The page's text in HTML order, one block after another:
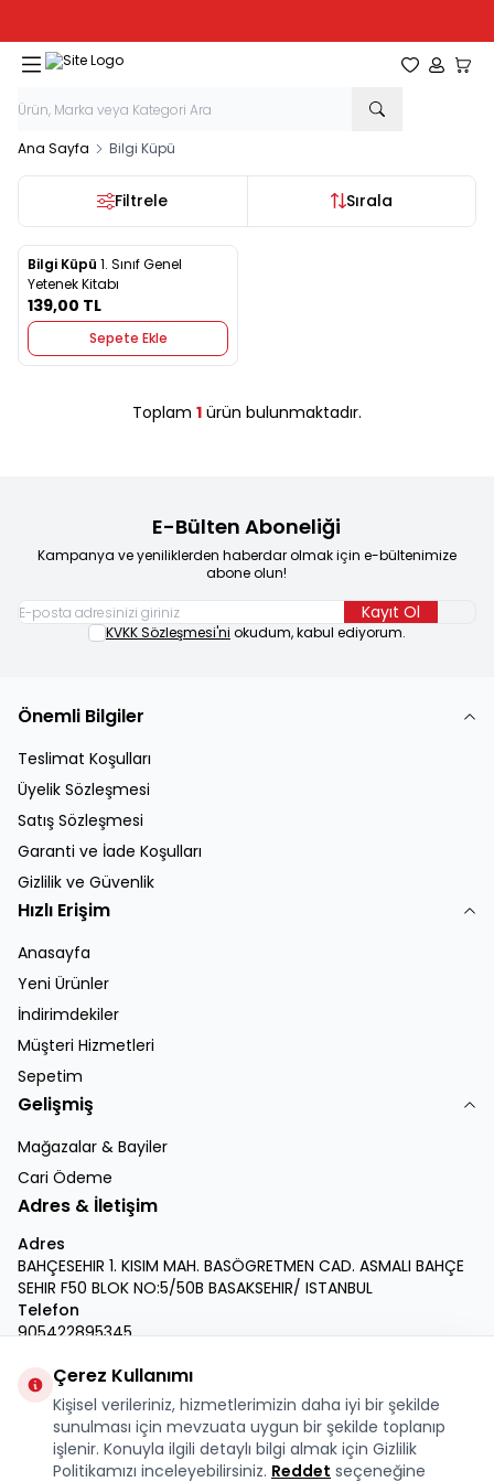
Favorilerim
Hesabım
Ana Sayfa Bilgi Küpü
Filtrele Sırala
Yeni
Favorilere Ekle
Bilgi Küpü 1. Sınıf Genel
Yetenek Kitabı
139,00 TL
Sepete Ekle
Toplam 1 ürün bulunmaktadır.
E-Bülten Aboneliği
Kampanya ve yeniliklerden haberdar olmak için e-bültenimize
abone olun!
Kayıt Ol
KVKK Sözleşmesi'ni okudum, kabul ediyorum.
Önemli Bilgiler
Teslimat Koşulları
Üyelik Sözleşmesi
Satış Sözleşmesi
Garanti ve İade Koşulları
Gizlilik ve Güvenlik
Hızlı Erişim
Anasayfa
Yeni Ürünler
İndirimdekiler
Müşteri Hizmetleri
Sepetim
Gelişmiş
Mağazalar & Bayiler
Cari Ödeme
Adres & İletişim
Adres
BAHÇESEHIR 1. KISIM MAH. BASÖGRETMEN CAD. ASMALI BAHÇE
SEHIR F50 BLOK NO:5/50B BASAKSEHIR/ ISTANBUL
Telefon
905422895345
info@krmdukkan.com
Facebook
X İnstagram
YoutubeLinkedin
Çerez Kullanımı
Kişisel verileriniz, hizmetlerimizin daha iyi bir şekilde
sunulması için mevzuata uygun bir şekilde toplanıp
işlenir. Konuyla ilgili detaylı bilgi almak için Gizlilik
Politikamızı inceleyebilirsiniz. Reddet seçeneğine